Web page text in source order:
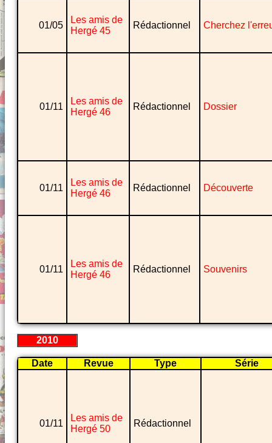
01/05
Les amis de
Hergé 45
Rédactionnel Cherchez
01/11
Les amis de
Hergé 46
Rédactionnel Dossier
01/11
Les amis de
Hergé 46
Rédactionnel Découverte
01/11
Les amis de
Hergé 46
Rédactionnel Souvenirs
2010
Date Revue Type Série
01/11
Les amis de
Hergé 50
Rédactionnel